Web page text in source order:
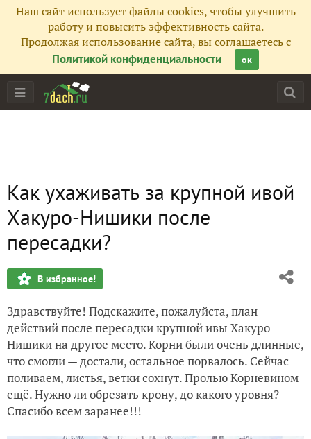
Наш сайт использует файлы cookies, чтобы улучшить
работу и повысить эффективность сайта.
Продолжая использование сайта, вы соглашаетесь с
Политикой конфиденциальности
ок
Как ухаживать за крупной ивой
Хакуро-Нишики после
пересадки?
В избранное!
Здравствуйте! Подскажите, пожалуйста, план
действий после пересадки крупной ивы Хакуро-
Нишики на другое место. Корни были очень длинные,
что смогли — достали, остальное порвалось. Сейчас
поливаем, листья, ветки сохнут. Пролью Корневином
ещё. Нужно ли обрезать крону, до какого уровня?
Спасибо всем заранее!!!